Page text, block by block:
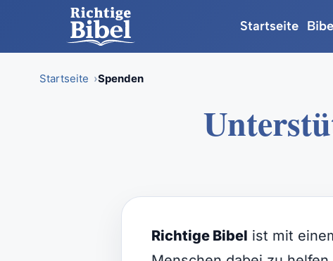
Startseite
Startseite Spenden
Richtige Bibel ist mit